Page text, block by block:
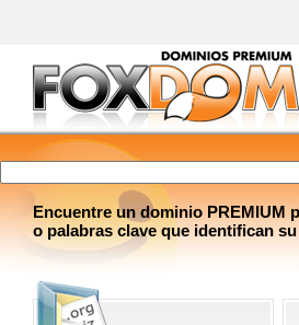
Encuentre un dominio PREMIUM
o palabras clave que identifican